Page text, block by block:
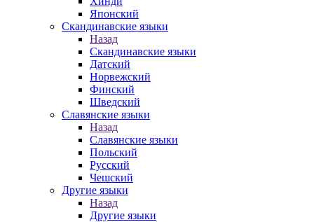
Японский
Скандинавские языки
Назад
Скандинавские языки
Датский
Норвежский
Финский
Шведский
Славянские языки
Назад
Славянские языки
Польский
Русский
Чешский
Другие языки
Назад
Другие языки